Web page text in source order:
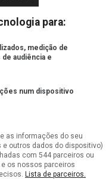
para:
medição de
audiência e
num dispositivo
as informações do seu
outros dados do dispositivo)
com 544 parceiros ou
os nossos parceiros
Lista de parceiros.